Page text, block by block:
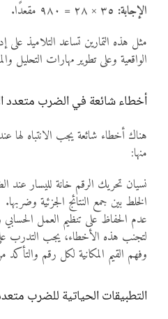
الإجابة:
مثل هذه التمارين تساعد التلاميذ
الواقعية وعلى تطوير مهارات التحليل
أخطاء شائعة في الضرب متعدد
هناك أخطاء شائعة يجب الانتباه لها
منها:
نسيان تحريك الرقم خانة لليسار
الخلط بين جمع النتائج الجزئية وضربها.
عدم الحفاظ على تنظيم العمل
لتجنب هذه الأخطاء، يجب التدرب
وفهم القيم المكانية لكل رقم والتأكد
التطبيقات الحياتية للضرب